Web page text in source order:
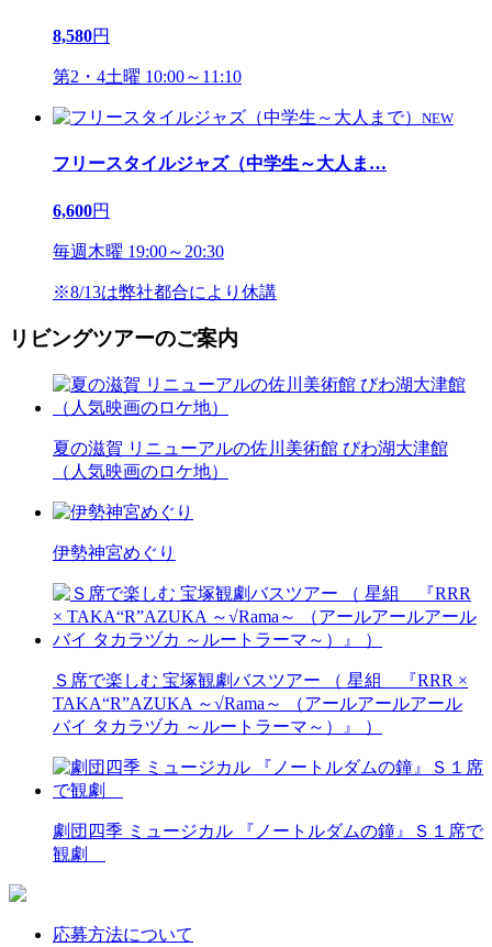
8,580円
第2・4土曜 10:00～11:10
NEW
フリースタイルジャズ（中学生～大人ま…
6,600円
毎週木曜 19:00～20:30
※8/13は弊社都合により休講
リビングツアーのご案内
夏の滋賀 リニューアルの佐川美術館 びわ湖大津館
（人気映画のロケ地）
伊勢神宮めぐり
Ｓ席で楽しむ 宝塚観劇バスツアー （ 星組 『RRR ×
TAKA“R”AZUKA ～√Rama～ （アールアールアール
バイ タカラヅカ ～ルートラーマ～）』 ）
劇団四季 ミュージカル 『ノートルダムの鐘』Ｓ１席で
観劇
応募方法について